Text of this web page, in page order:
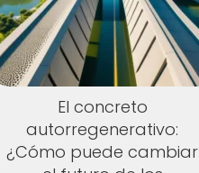
El concreto
autorregenerativo:
¿Cómo puede cambiar